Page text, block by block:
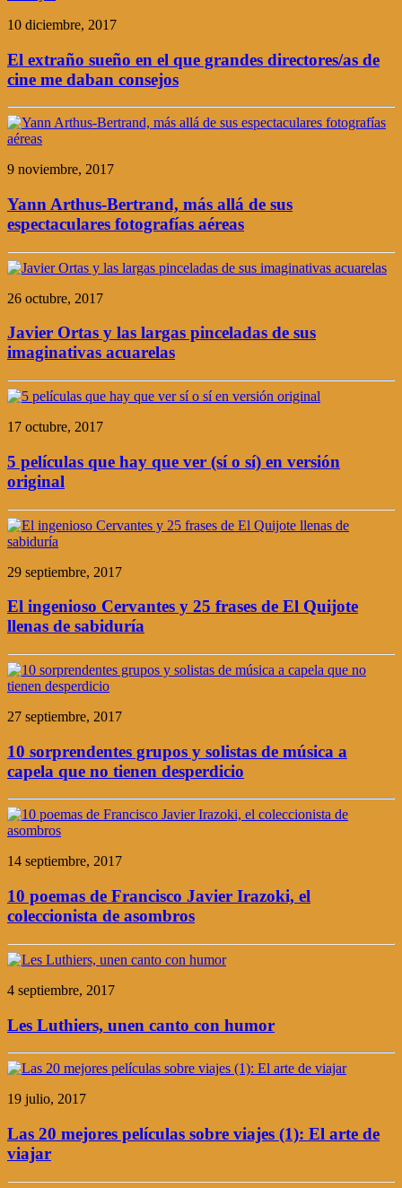
10 diciembre, 2017
El extraño sueño en el que grandes directores/as de
cine me daban consejos
9 noviembre, 2017
Yann Arthus-Bertrand, más allá de sus
espectaculares fotografías aéreas
26 octubre, 2017
Javier Ortas y las largas pinceladas de sus
imaginativas acuarelas
17 octubre, 2017
5 películas que hay que ver (sí o sí) en versión
original
29 septiembre, 2017
El ingenioso Cervantes y 25 frases de El Quijote
llenas de sabiduría
27 septiembre, 2017
10 sorprendentes grupos y solistas de música a
capela que no tienen desperdicio
14 septiembre, 2017
10 poemas de Francisco Javier Irazoki, el
coleccionista de asombros
4 septiembre, 2017
Les Luthiers, unen canto con humor
19 julio, 2017
Las 20 mejores películas sobre viajes (1): El arte de
viajar